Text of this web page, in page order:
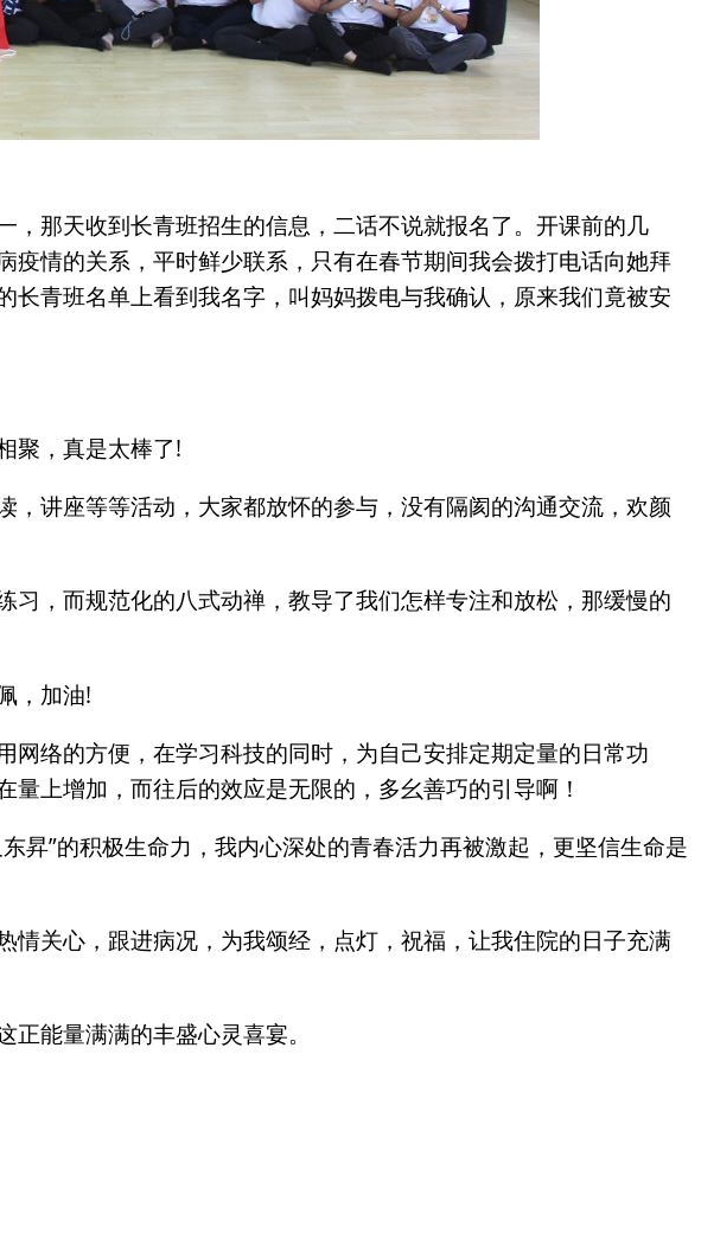
那天收到长青班招生的信息，二话不说就报名了。开课前的几
情的关系，平时鲜少联系，只有在春节期间我会拨打电话向她拜
青班名单上看到我名字，叫妈妈拨电与我确认，原来我们竟被安
聚，真是太棒了!
讲座等等活动，大家都放怀的参与，没有隔阂的沟通交流，欢颜
，而规范化的八式动禅，教导了我们怎样专注和放松，那缓慢的
，加油!
络的方便，在学习科技的同时，为自己安排定期定量的日常功
上增加，而往后的效应是无限的，多幺善巧的引导啊！
昇”的积极生命力，我内心深处的青春活力再被激起，更坚信生命是
关心，跟进病况，为我颂经，点灯，祝福，让我住院的日子充满
能量满满的丰盛心灵喜宴。